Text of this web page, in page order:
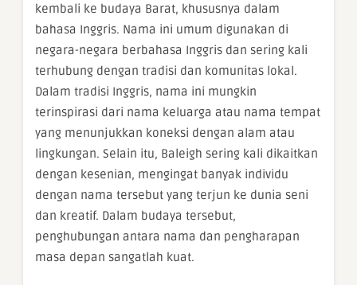
kembali ke budaya Barat, khususnya dalam
bahasa Inggris. Nama ini umum digunakan di
negara-negara berbahasa Inggris dan sering kali
terhubung dengan tradisi dan komunitas lokal.
Dalam tradisi Inggris, nama ini mungkin
terinspirasi dari nama keluarga atau nama tempat
yang menunjukkan koneksi dengan alam atau
lingkungan. Selain itu, Baleigh sering kali dikaitkan
dengan kesenian, mengingat banyak individu
dengan nama tersebut yang terjun ke dunia seni
dan kreatif. Dalam budaya tersebut,
penghubungan antara nama dan pengharapan
masa depan sangatlah kuat.